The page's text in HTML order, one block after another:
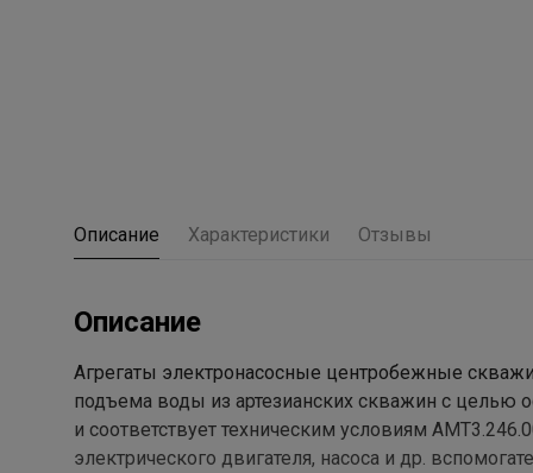
Описание Характеристики Отзывы
Описание
Агрегаты электронасосные центробежные
подъема воды из артезианских скважин с целью
и соответствует техническим условиям
электрического двигателя, насоса и др.